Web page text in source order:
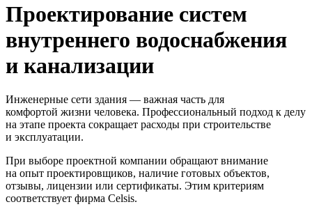
Проектирование систем
внутреннего водоснабжения
и канализации
Инженерные сети здания — важная часть для
комфортой жизни человека. Профессиональный подход к делу
на этапе проекта сокращает расходы при строительстве
и эксплуатации.
При выборе проектной компании обращают внимание
на опыт проектировщиков, наличие готовых объектов,
отзывы, лицензии или сертификаты. Этим критериям
соответствует фирма Celsis.